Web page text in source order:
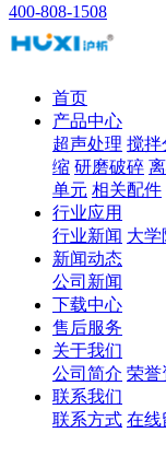
400-808-1508
首页
产品中心
超声处理 搅拌
缩 研磨破碎
单元 相关配件
行业应用
行业新闻 大学
新闻动态
公司新闻
下载中心
售后服务
关于我们
公司简介 荣誉
联系我们
联系方式 在线